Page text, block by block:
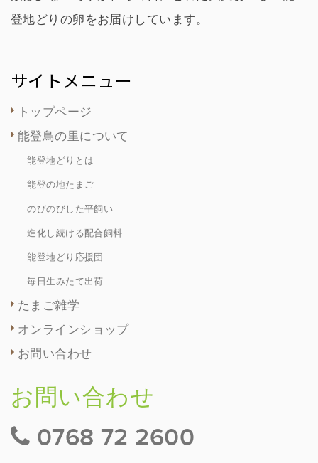
登地どりの卵をお届けしています。
サイトメニュー
トップページ
能登鳥の里について
能登地どりとは
能登の地たまご
のびのびした平飼い
進化し続ける配合飼料
能登地どり応援団
毎日生みたて出荷
たまご雑学
オンラインショップ
お問い合わせ
お問い合わせ
0768 72 2600